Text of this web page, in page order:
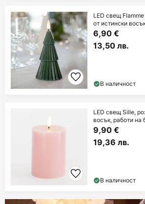
LED свещ
от истински
6,90 €
13,50 лв.
В наличност
LED свещ Sille,
восък, работи на
9,90 €
19,36 лв.
В наличност